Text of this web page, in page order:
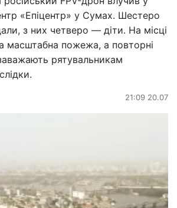
«Епіцентр» у Сумах. Шестеро
з них четверо — діти. На місці
масштабна пожежа, а повторні
рятувальникам
21:09 20.07